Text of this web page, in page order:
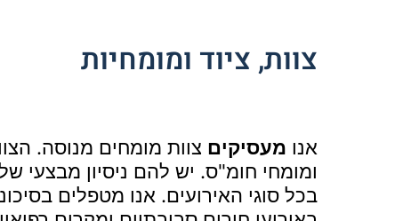
צוות, ציוד ומומחיות
אנו מעסיקים צוות מומחים מנוסה.
ומומחי חומ"ס. יש להם ניסיון מבצעי
בכל סוגי האירועים. אנו מטפלים